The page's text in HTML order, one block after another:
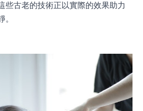
些古老的技術正以實際的效果助力